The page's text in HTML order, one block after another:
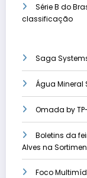
Série B do
classificação
Saga
Água Mineral
Omada by
Boletins da
Alves na
Foco